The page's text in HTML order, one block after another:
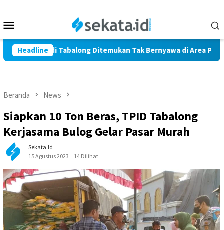
konten
Mobile
Headline
Marindi Tabalong Ditemukan Tak Bernyawa di Area
Beranda News
Siapkan 10 Ton Beras, TPID Tabalong
Kerjasama Bulog Gelar Pasar Murah
Sekata.id
15 Agustus 2023
14 Dilihat